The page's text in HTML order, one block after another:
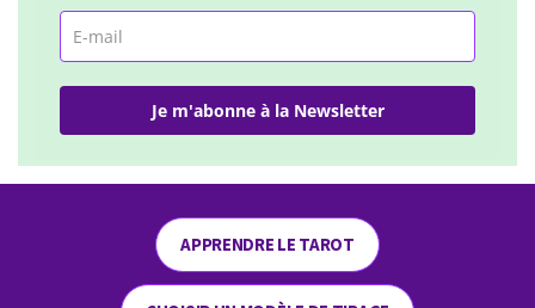
Je m'abonne à la Newsletter
APPRENDRE LE TAROT